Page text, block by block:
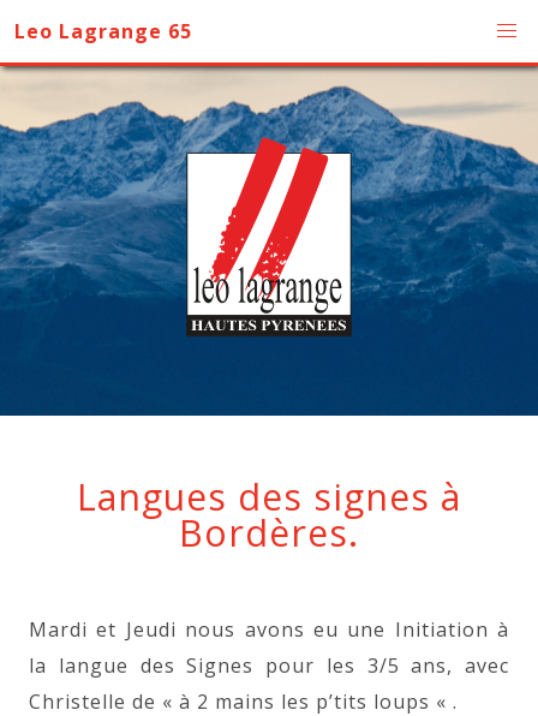
Leo Lagrange 65
Langues des signes à
Bordères.
Mardi et Jeudi nous avons eu une Initiation à
la langue des Signes pour les 3/5 ans, avec
Christelle de « à 2 mains les p’tits loups « .